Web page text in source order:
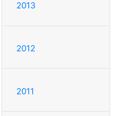
2013
2012
2011